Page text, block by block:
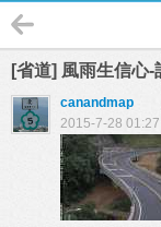
[省道] 風雨生信心
canandmap
2015-7-28